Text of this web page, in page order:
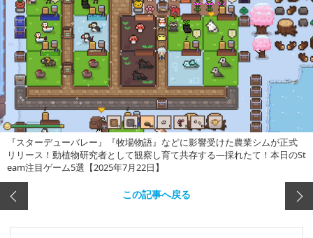
『スターデューバレー』『牧場物語』などに影響受けた農業シムが正式
リリース！動植物研究者として観察し育て共存する―採れたて！本日のSt
eam注目ゲーム5選【2025年7月22日】
この記事へ戻る